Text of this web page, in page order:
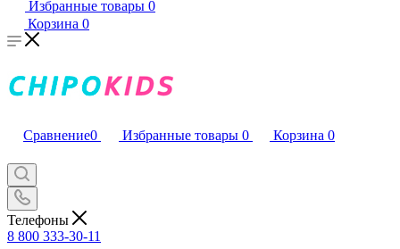
Избранные товары 0
Корзина 0
Сравнение0 Избранные товары 0 Корзина 0
Телефоны
8 800 333-30-11